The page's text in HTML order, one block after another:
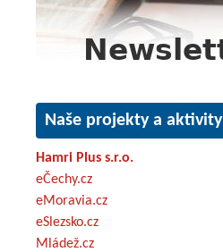
Naše projekty a aktivity
Hamri Plus s.r.o.
eČechy.cz
eMoravia.cz
eSlezsko.cz
Mládež.cz